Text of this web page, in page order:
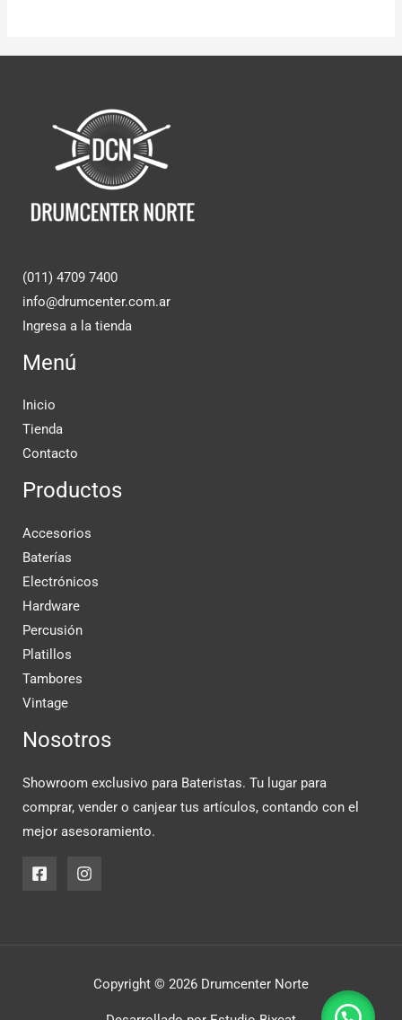
(011) 4709 7400
info@drumcenter.com.ar
Ingresa a la tienda
Menú
Inicio
Tienda
Contacto
Productos
Accesorios
Baterías
Electrónicos
Hardware
Percusión
Platillos
Tambores
Vintage
Nosotros
Showroom exclusivo para Bateristas. Tu lugar para
comprar, vender o canjear tus artículos, contando con el
mejor asesoramiento.
Copyright © 2026 Drumcenter Norte